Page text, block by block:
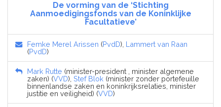
De vorming van de ‘Stichting
Aanmoedigingsfonds van de Koninklijke
Facultatieve’
Femke Merel Arissen (PvdD), Lammert van Raan
(PvdD)
Mark Rutte (minister-president , minister algemene
zaken) (VVD), Stef Blok (minister zonder portefeuille
binnenlandse zaken en koninkrijksrelaties, minister
justitie en veiligheid) (VVD)